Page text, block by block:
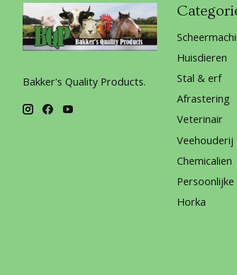
Bakker's Quality Products.
Huisdieren
Stal & erf
Afrastering
Veterinair
Veehouderij
Chemicalien
Horka